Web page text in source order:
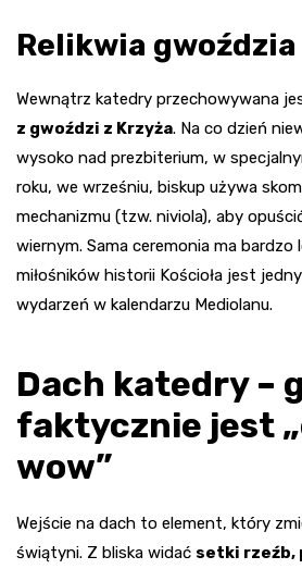
Relikwia gwoździa
Wewnątrz katedry przechowywana
z gwoździ z Krzyża. Na co dzień
wysoko nad prezbiterium, w
roku, we wrześniu, biskup używa
mechanizmu (tzw. niviola), aby
wiernym. Sama ceremonia ma bardzo
miłośników historii Kościoła jest
wydarzeń w kalendarzu Mediolanu.
Dach katedry –
faktycznie jest
wow”
Wejście na dach to element, który
świątyni. Z bliska widać setki rzeźb,